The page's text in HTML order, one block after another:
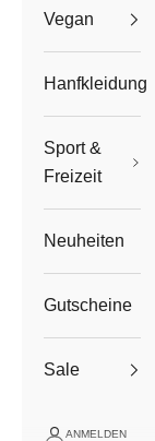
Vegan
Hanfkleidung
Sport &
Freizeit
Neuheiten
Gutscheine
Sale
ANMELDEN